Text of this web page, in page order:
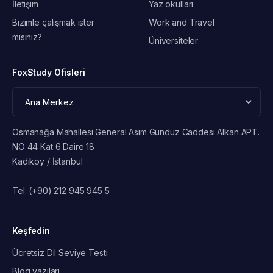
İletişim
Bizimle çalışmak ister
misiniz?
Yaz okulları
Work and Travel
Üniversiteler
FoxStudy Ofisleri
Osmanağa Mahallesi General Asım Gündüz Caddesi Alkan APT.
NO 44 Kat 6 Daire 18
Kadıköy / İstanbul
Tel: (+90) 212 945 945 5
Keşfedin
Ücretsiz Dil Seviye Testi
Blog yazıları